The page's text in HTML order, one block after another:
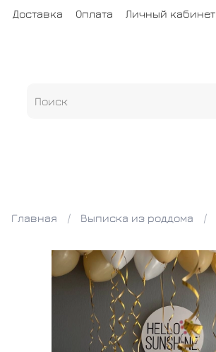
Доставка Оплата Личный кабинет
Главная Выписка из роддома